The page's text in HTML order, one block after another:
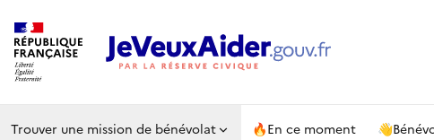
Trouver une mission de bénévolat 🔥En ce moment 👋